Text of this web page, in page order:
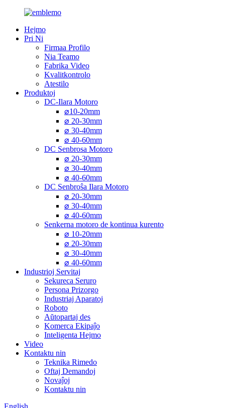
Hejmo
Pri Ni
Firmaa Profilo
Nia Teamo
Fabrika Video
Kvalitkontrolo
Atestilo
Produktoj
DC-Ilara Motoro
⌀10-20mm
⌀ 20-30mm
⌀ 30-40mm
⌀ 40-60mm
DC Senbrosa Motoro
⌀ 20-30mm
⌀ 30-40mm
⌀ 40-60mm
DC Senbroŝa Ilara Motoro
⌀ 20-30mm
⌀ 30-40mm
⌀ 40-60mm
Senkerna motoro de kontinua kurento
⌀ 10-20mm
⌀ 20-30mm
⌀ 30-40mm
⌀ 40-60mm
Industrioj Servitaj
Sekureca Seruro
Persona Prizorgo
Industriaj Aparatoj
Roboto
Aŭtopartaj des
Komerca Ekipaĵo
Inteligenta Hejmo
Video
Kontaktu nin
Teknika Rimedo
Oftaj Demandoj
Novaĵoj
Kontaktu nin
English